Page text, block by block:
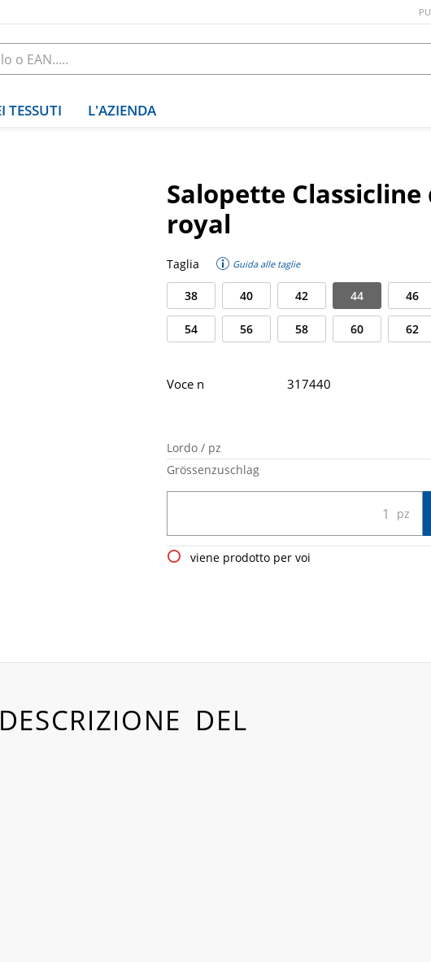
TESSUTI L'AZIENDA
Salopette
royal
Taglia Guida alle taglie
38 40 42 44 46
54 56 58 60 62
Lordo / pz
Grössenzuschlag
viene prodotto per voi
Voce n 317440
DESCRIZIONE DEL